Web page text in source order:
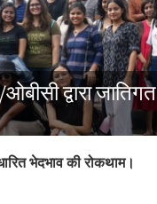
द्वारा
भेदभाव की रोकथाम।